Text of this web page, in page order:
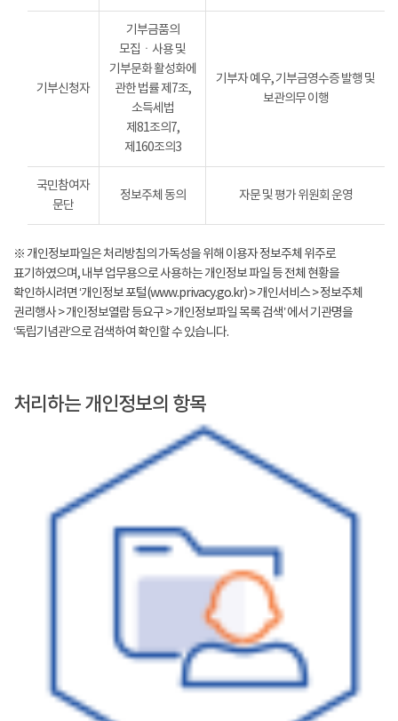
기부신청자
기부금품의
모집ㆍ사용 및
기부문화 활성화에
관한 법률 제7조,
소득세법
제81조의7,
제160조의3
기부자 예우, 기부금영수증 발행 및
보관의무 이행
국민참여자
문단
정보주체 동의 자문 및 평가 위원회 운영
※ 개인정보파일은 처리방침의 가독성을 위해 이용자 정보주체 위주로
표기하였으며, 내부 업무용으로 사용하는 개인정보 파일 등 전체 현황을
확인하시려면 ‘개인정보 포털(www.privacy.go.kr) > 개인서비스 > 정보주체
권리행사 > 개인정보열람 등요구 > 개인정보파일 목록 검색’ 에서 기관명을
‘독립기념관’으로 검색하여 확인할 수 있습니다.
처리하는 개인정보의 항목